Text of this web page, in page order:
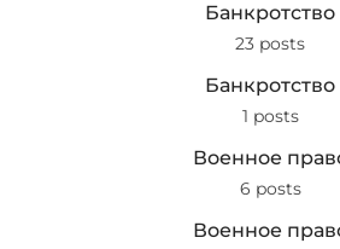
Банкротство
23 posts
Банкротство
1 posts
Военное
6 posts
Военное